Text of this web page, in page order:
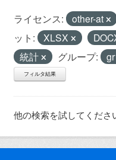
ライセンス: other-at
ット:
XLSX
統計
グループ:
フィルタ結果
他の検索を試してくださ